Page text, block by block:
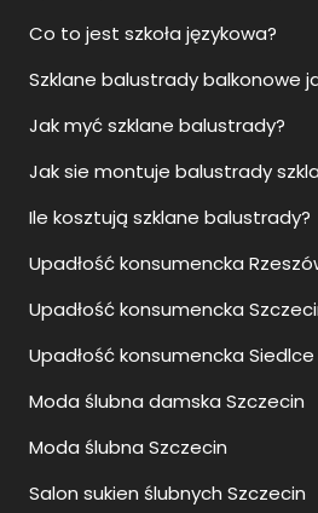
Co to jest szkoła językowa?
Szklane balustrady balkonowe
Jak myć szklane balustrady?
Jak sie montuje balustrady
Ile kosztują szklane balustrady?
Upadłość konsumencka
Upadłość konsumencka
Upadłość konsumencka Siedlce
Moda ślubna damska Szczecin
Moda ślubna Szczecin
Salon sukien ślubnych Szczecin